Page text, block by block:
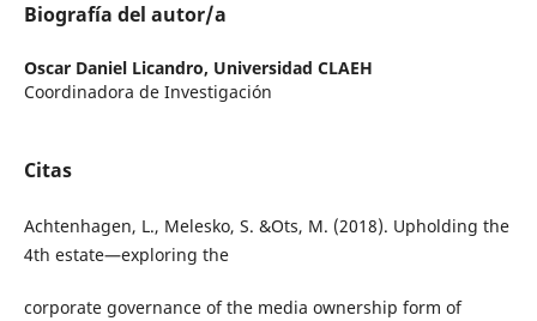
Biografía del autor/a
Oscar Daniel Licandro, Universidad CLAEH
Coordinadora de Investigación
Citas
Achtenhagen, L., Melesko, S. &Ots, M. (2018). Upholding the
4th estate—exploring the
corporate governance of the media ownership form of